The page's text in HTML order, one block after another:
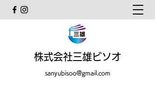
株式会社三雄ビソオ
sanyubisoo@gmail.com